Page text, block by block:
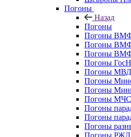
Погоны
Назад
Погоны
Погоны
Погоны ВМФ
Погоны ВМФ
Погоны
Погоны МВД
Погоны
Погоны
Погоны МЧС
Погоны
Погоны
Погоны
Погоны РЖД